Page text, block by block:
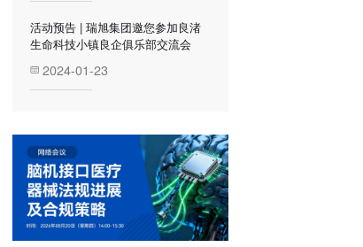
活动预告 | 瑞旭集团邀您参加良渚
生命科技小镇良企俱乐部交流会
2024-01-23